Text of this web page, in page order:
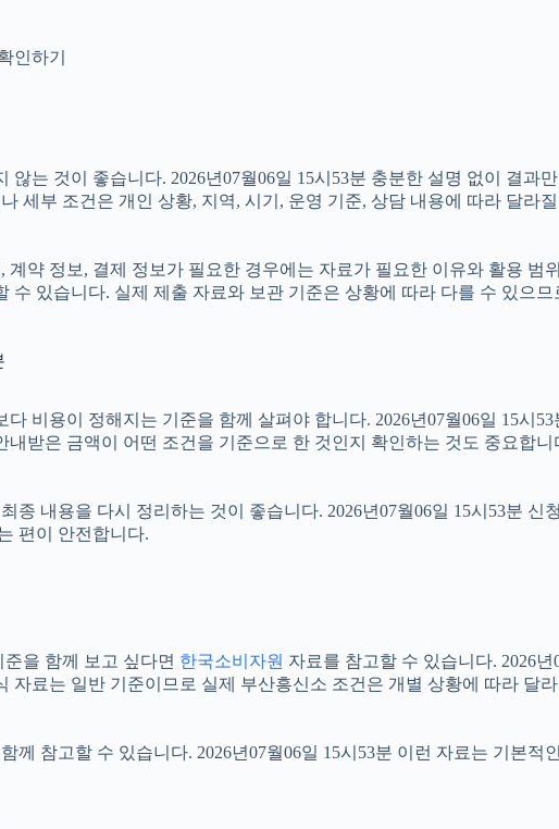
인하기
는 것이 좋습니다. 2026년07월06일 15시53분 충분한 설명 없이 결과
세부 조건은 개인 상황, 지역, 시기, 운영 기준, 상담 내용에 따라 달라
약 정보, 결제 정보가 필요한 경우에는 자료가 필요한 이유와 활용 범
수 있습니다. 실제 제출 자료와 보관 기준은 상황에 따라 다를 수 있으
비용이 정해지는 기준을 함께 살펴야 합니다. 2026년07월06일 15시
받은 금액이 어떤 조건을 기준으로 한 것인지 확인하는 것도 중요합니
내용을 다시 정리하는 것이 좋습니다. 2026년07월06일 15시53분
편이 안전합니다.
을 함께 보고 싶다면 한국소비자원 자료를 참고할 수 있습니다. 2026
료는 일반 기준이므로 실제 부산흥신소 조건은 개별 상황에 따라 달
께 참고할 수 있습니다. 2026년07월06일 15시53분 이런 자료는 기본